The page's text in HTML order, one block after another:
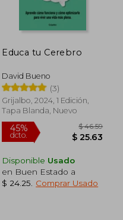
45%
dcto.
Educa tu Cerebro
David Bueno
(3)
Grijalbo, 2024, 1 Edición,
Tapa Blanda, Nuevo
Disponible Usado
en Buen Estado a
$ 24.25
Comprar Usado